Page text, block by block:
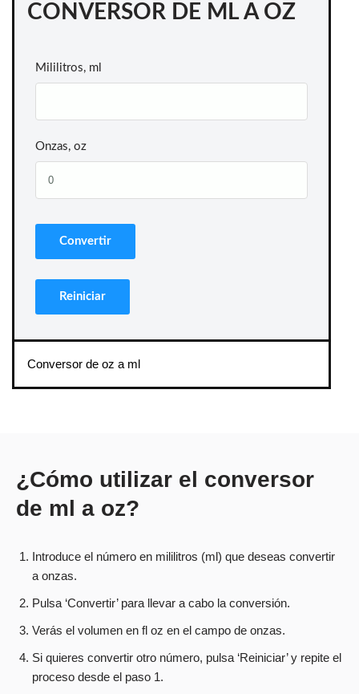
CONVERSOR DE ML A OZ
Mililitros, ml
Onzas, oz
Conversor de oz a ml
¿Cómo utilizar el conversor
de ml a oz?
Introduce el número en mililitros (ml) que deseas convertir
a onzas.
Pulsa ‘Convertir’ para llevar a cabo la conversión.
Verás el volumen en fl oz en el campo de onzas.
Si quieres convertir otro número, pulsa ‘Reiniciar’ y repite el
proceso desde el paso 1.